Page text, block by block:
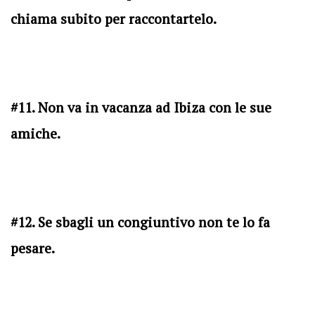
chiama subito per raccontartelo.
#11. Non va in vacanza ad Ibiza con le sue
amiche.
#12. Se sbagli un congiuntivo non te lo fa
pesare.